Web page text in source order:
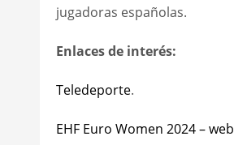
jugadoras españolas.
Enlaces de interés:
Teledeporte.
EHF Euro Women 2024 – web